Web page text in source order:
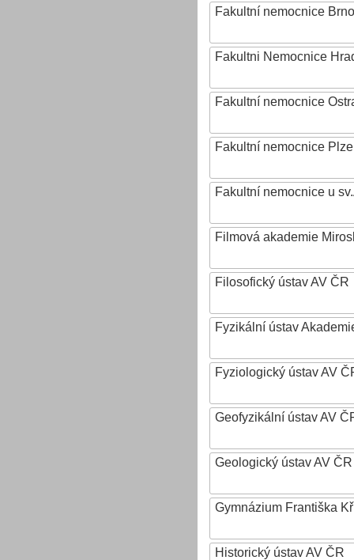
Fakultní nemocnice Brno
Fakultni Nemocnice
Fakultní nemocnice
Fakultní nemocnice
Fakultní nemocnice u
Filmová akademie
Filosofický ústav AV ČR
Fyzikální ústav
Fyziologický ústav AV
Geofyzikální ústav AV
Geologický ústav AV ČR
Gymnázium Františka
Historický ústav AV ČR